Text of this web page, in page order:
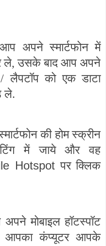
अपने स्मार्टफोन में
ले, उसके बाद आप अपने
लैपटॉप को एक डाटा
ले.
की होम स्क्रीन
में जाये और वह
Hotspotपर क्लिक
मोबाइल हॉटस्पॉट
कंप्यूटर आपके